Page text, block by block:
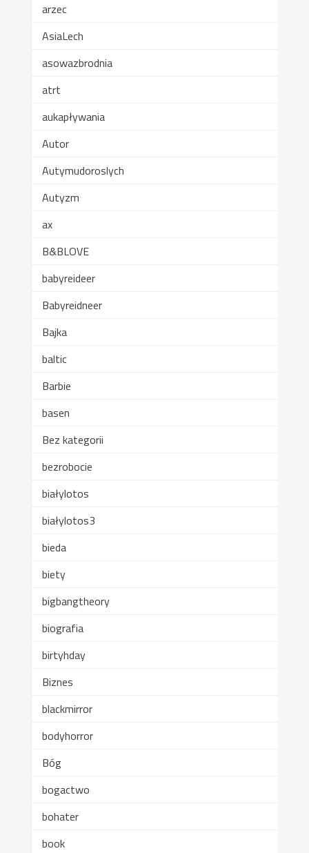
arzec
AsiaLech
asowazbrodnia
atrt
aukapływania
Autor
Autymudoroslych
Autyzm
ax
B&BLOVE
babyreideer
Babyreidneer
Bajka
baltic
Barbie
basen
Bez kategorii
bezrobocie
białylotos
białylotos3
bieda
biety
bigbangtheory
biografia
birtyhday
Biznes
blackmirror
bodyhorror
Bóg
bogactwo
bohater
book